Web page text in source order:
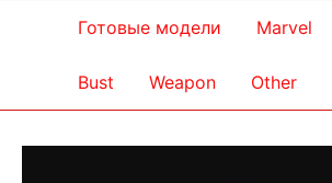
Готовые модели Marvel
Bust Weapon Other